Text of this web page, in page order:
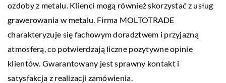
ozdoby z metalu. Klienci mogą również skorzystać z usług
grawerowania w metalu. Firma MOLTOTRADE
charakteryzuje się fachowym doradztwem i przyjazną
atmosferą, co potwierdzają liczne pozytywne opinie
klientów. Gwarantowany jest sprawny kontakt i
satysfakcja z realizacji zamówienia.